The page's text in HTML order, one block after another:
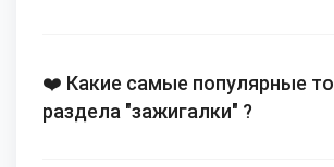
❤️ Какие самые популярные
раздела "зажигалки" ?